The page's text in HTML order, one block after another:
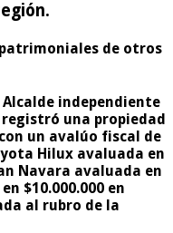
de otros
Alcalde independiente
registró una propiedad
un avalúo fiscal de
Hilux avaluada en
Navara avaluada en
$10.000.000 en
al rubro de la